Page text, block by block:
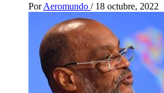
Por Aeromundo / 18 octubre, 2022